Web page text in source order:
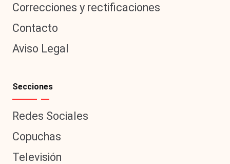
Correcciones y rectificaciones
Contacto
Aviso Legal
Secciones
Redes Sociales
Copuchas
Televisión